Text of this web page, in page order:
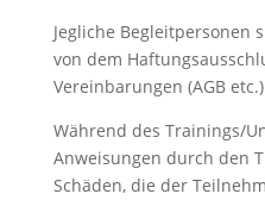
Jegliche Begleitpersonen
von dem
Vereinbarungen (AGB
Während des Trainings/
Anweisungen durch den
Schäden, die der